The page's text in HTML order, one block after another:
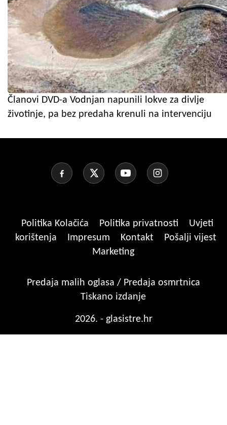
Članovi DVD-a Vodnjan napunili lokve za divlje
životinje, pa bez predaha krenuli na intervenciju
Politika Kolačića Politika privatnosti
Uvjeti
korištenja
Impresum Kontakt
Pošalji vijest
Marketing
Predaja malih oglasa / Predaja osmrtnica
Tiskano izdanje
2026. - glasistre.hr